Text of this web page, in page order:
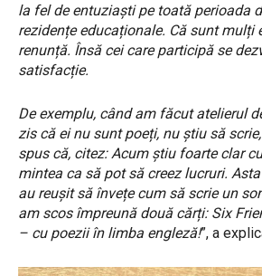
la fel de entuziaști pe toată perioada
rezidențe educaționale. Că sunt mulți
renunță. Însă cei care participă se
satisfacție.
De exemplu, când am făcut atelierul
zis că ei nu sunt poeți, nu știu să
spus că, citez: Acum știu foarte clar
mintea ca să pot să creez lucruri.
au reușit să învețe cum să scrie un
am scos împreună două cărți: Six
– cu poezii în limba engleză!”, a